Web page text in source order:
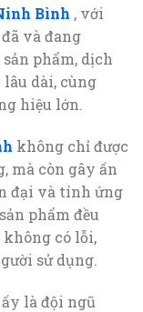
Bình , với
và đang
phẩm, dịch
dài, cùng
hiệu lớn.
không chỉ được
mà còn gây ấn
đại và tính ứng
phẩm đều
không có lỗi,
sử dụng.
là đội ngũ